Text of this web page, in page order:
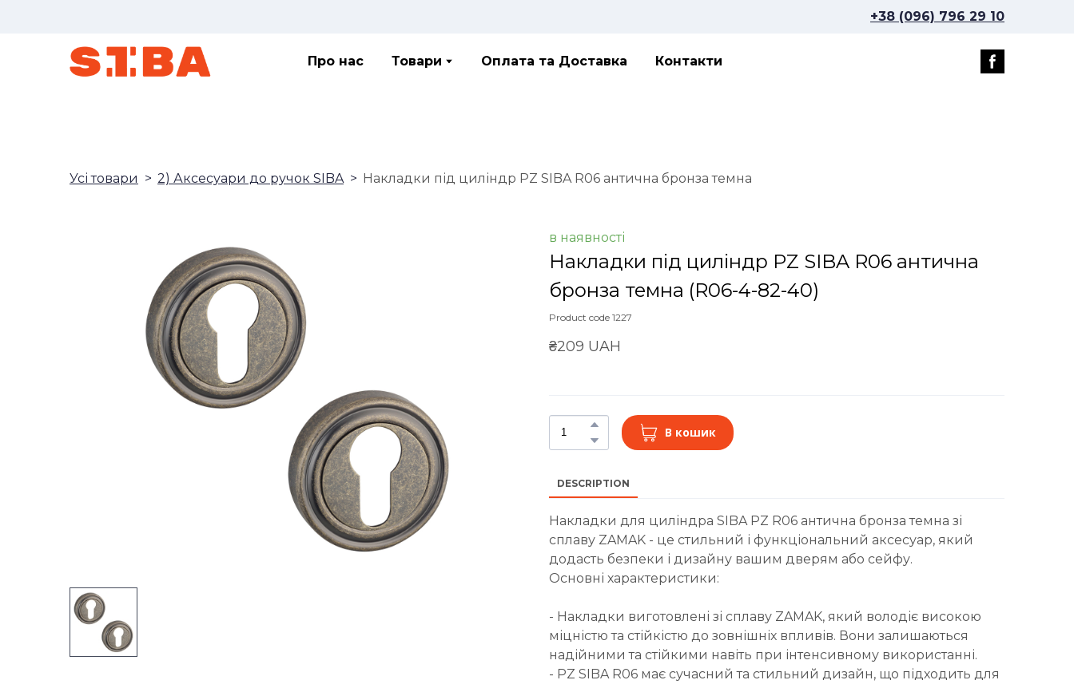
+38 (096) 796 29 10
Про нас Товари Оплата та Доставка Контакти
Усі товари 2) Аксесуари до ручок SIBA Накладки під циліндр PZ SIBA R06 антична бронза темна
в наявності
Накладки під циліндр PZ SIBA R06 антична
бронза темна (R06-4-82-40)
Product code 1227
₴209 UAH
В кошик
DESCRIPTION
Накладки для циліндра SIBA PZ R06 антична бронза темна зі
сплаву ZAMAK - це стильний і функціональний аксесуар, який
додасть безпеки і дизайну вашим дверям або сейфу.
Основні характеристики:
- Накладки виготовлені зі сплаву ZAMAK, який володіє високою
міцністю та стійкістю до зовнішніх впливів. Вони залишаються
надійними та стійкими навіть при інтенсивному використанні.
- PZ SIBA R06 має сучасний та стильний дизайн, що підходить для